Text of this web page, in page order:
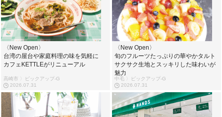
〈New Open〉
台湾の屋台や家庭料理の味を気軽に
カフェKETTLEがリニューアル
高崎市 〉ピックアップ-G
2026.07.31
〈New Open〉
旬のフルーツたっぷりの華やかタルト
サクサク生地とスッキリした味わいが
魅力
中毛 〉ピックアップ-G
2026.07.31